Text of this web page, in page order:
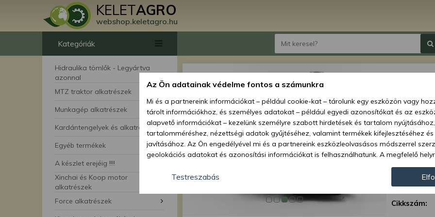
KELETAGRO
webshop.keletagro.hu
Kategóriák
Hidraulika tömlők - Legyártva
azonnal
MTZ traktor alkatrészek
Munkagép alkatrészek
Kardántengelyek és alkatrészei
Egyéb termékek
A készlet erejéig !!!!
Xinchai és Koop motor
alkatrészek
Force alkatrészek
Ár:
Szállítás:
Szállítási
Cikkszám:
Az Ön adatainak védelme fontos a számunkra
Mi és a partnereink információkat – például cookie-kat – tárolunk egy eszközön vagy
tárolt információkhoz, és személyes adatokat – például egyedi azonosítókat és az
alapvető információkat – kezelünk személyre szabott hirdetések és tartalom
tartalomméréshez, nézettségi adatok gyűjtéséhez, valamint termékek kifejlesztéséhez
javításához. Az Ön engedélyével mi és a partnereink eszközleolvasásos módszerrel
geolokációs adatokat és azonosítási információkat is felhasználhatunk. A megfelelő
hozzájárulhat ahhoz, hogy mi és a partnereink a fent leírtak szerint adatkezelést
lehetőségként a hozzájárulás megadása vagy elutasítása előtt részletesebb
megváltoztathatja beállításait. Felhívjuk figyelmét, hogy személyes adatainak bizonyos
feltétlenül szükséges az Ön hozzájárulása, de jogában áll tiltakozni az ilyen jellegű
beállításai csak erre a weboldalra érvényesek. Erre a webhelyre visszatérve vagy az
Testreszabás